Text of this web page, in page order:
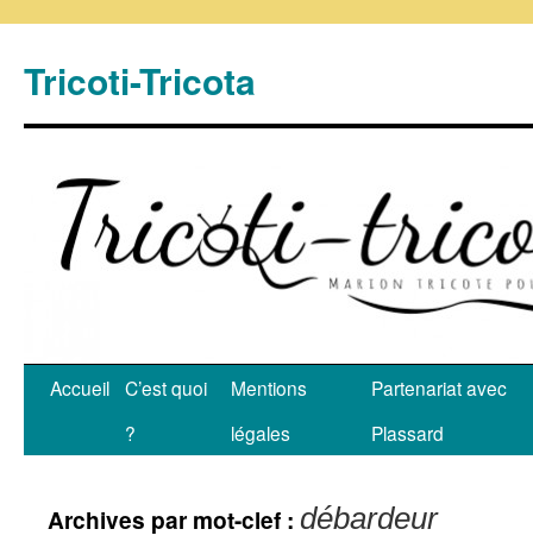
Tricoti-Tricota
Accueil C’est quoi
?
Mentions
légales
Partenariat avec
Plassard
Archives par mot-clef : débardeur